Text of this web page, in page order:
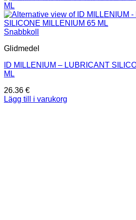
Snabbkoll
Glidmedel
ID MILLENIUM – LUBRICANT
ML
26.36 €
Lägg till i varukorg